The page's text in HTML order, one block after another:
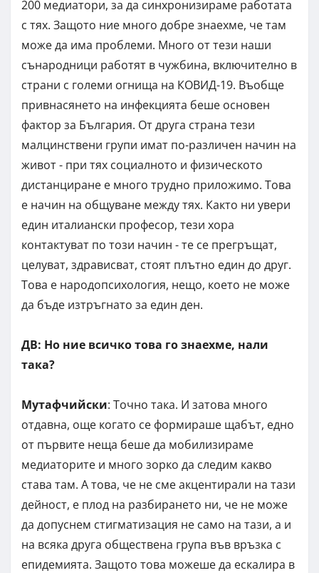
200 медиатори, за да синхронизираме работата
с тях. Защото ние много добре знаехме, че там
може да има проблеми. Много от тези наши
сънародници работят в чужбина, включително в
страни с големи огнища на КОВИД-19. Въобще
привнасянето на инфекцията беше основен
фактор за България. От друга страна тези
малцинствени групи имат по-различен начин на
живот - при тях социалното и физическото
дистанциране е много трудно приложимо. Това
е начин на общуване между тях. Както ни увери
един италиански професор, тези хора
контактуват по този начин - те се прегръщат,
целуват, здрависват, стоят плътно един до друг.
Това е народопсихология, нещо, което не може
да бъде изтръгнато за един ден.
ДВ: Но ние всичко това го знаехме, нали
така?
Мутафчийски: Точно така. И затова много
отдавна, още когато се формираше щабът, едно
от първите неща беше да мобилизираме
медиаторите и много зорко да следим какво
става там. А това, че не сме акцентирали на тази
дейност, е плод на разбирането ни, че не може
да допуснем стигматизация не само на тази, а и
на всяка друга обществена група във връзка с
епидемията. Защото това можеше да ескалира в